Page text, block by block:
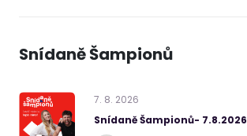
Snídaně Šampionů
7. 8. 2026
Snídaně Šampionů- 7.8.2026